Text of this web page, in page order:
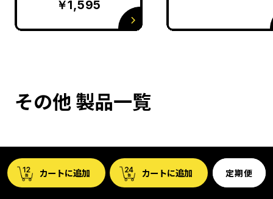
定期便
￥1,595
その他 製品一覧